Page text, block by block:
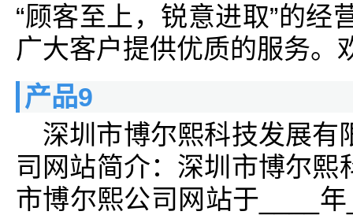
“顾客至上，锐意进取”的经
广大客户提供优质的服务。
产品9
深圳市博尔熙科技发展有
司网站简介：深圳市博尔
市博尔熙公司网站于____